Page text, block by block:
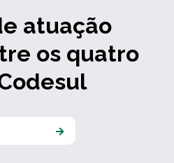
atuação
os quatro